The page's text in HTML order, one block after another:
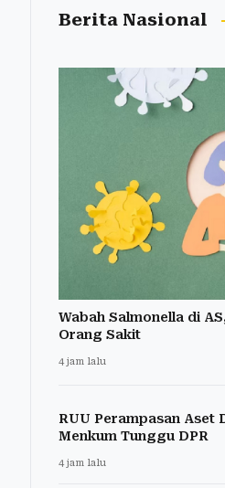
Berita Nasional
Wabah Salmonella di
Orang Sakit
4 jam lalu
RUU Perampasan Aset
Menkum Tunggu DPR
4 jam lalu